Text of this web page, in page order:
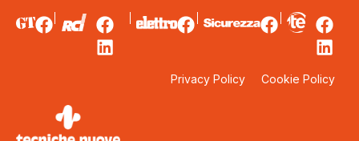
Privacy Policy Cookie Policy